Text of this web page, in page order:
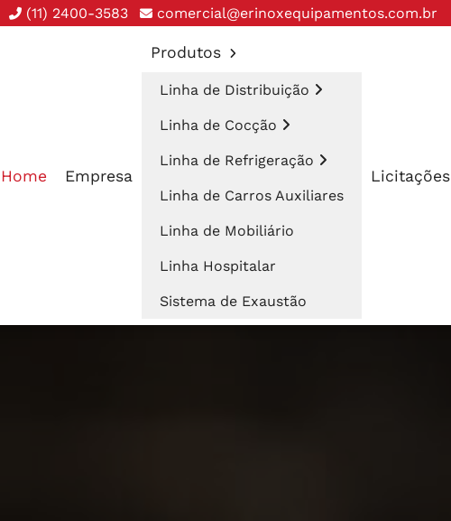
(11) 2400-3583 comercial@erinoxequipamentos.com.br
Home Empresa
Produtos
Linha de Distribuição
Linha de Cocção
Linha de Refrigeração
Linha de Carros Auxiliares
Linha de Mobiliário
Linha Hospitalar
Sistema de Exaustão
Licitações